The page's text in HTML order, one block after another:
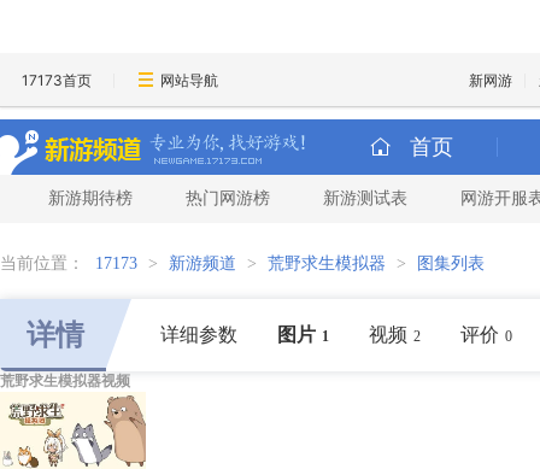
17173首页 网站导航 新网游
首页
新游期待榜 热门网游榜 新游测试表 网游开服
当前位置： 17173 > 新游频道 > 荒野求生模拟器 > 图集列表
详情 详细参数 图片 1 视频 2 评价 0
荒野求生模拟器视频